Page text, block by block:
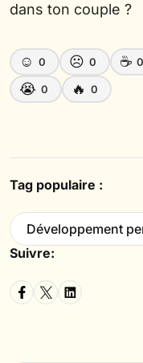
dans ton couple ?
☺️ 0 ☹️ 0 ☕ 0
😭 0 🔥 0
Tag populaire :
Développement
Suivre: